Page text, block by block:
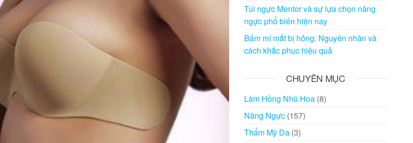
Túi ngực Mentor và sự lựa chọn nâng
ngực phổ biến hiện nay
Bấm mí mắt bị hỏng: Nguyên nhân và
cách khắc phục hiệu quả
CHUYÊN MỤC
Làm Hồng Nhũ Hoa(8)
Nâng Ngực(157)
Thẩm Mỹ Da(3)